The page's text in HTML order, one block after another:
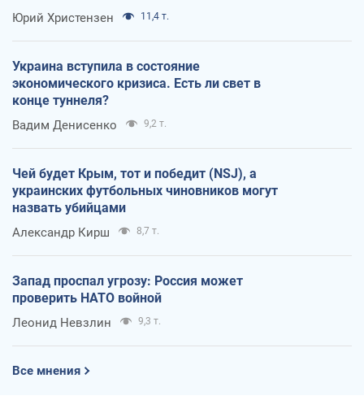
Юрий Христензен 11,4 т.
Украина вступила в состояние
экономического кризиса. Есть ли свет в
конце туннеля?
Вадим Денисенко 9,2 т.
Чей будет Крым, тот и победит (NSJ), а
украинских футбольных чиновников могут
назвать убийцами
Александр Кирш 8,7 т.
Запад проспал угрозу: Россия может
проверить НАТО войной
Леонид Невзлин 9,3 т.
Все мнения